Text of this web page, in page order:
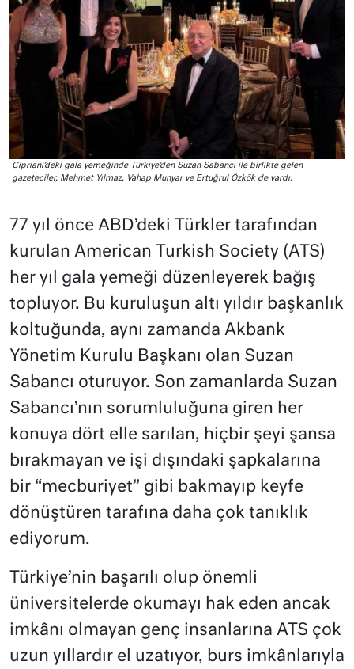
Cipriani’deki gala yemeğinde Türkiye’den Suzan Sabancı ile birlikte gelen
gazeteciler, Mehmet Yılmaz, Vahap Munyar ve Ertuğrul Özkök de vardı.
77 yıl önce ABD’deki Türkler tarafından
kurulan American Turkish Society (ATS)
her yıl gala yemeği düzenleyerek bağış
topluyor. Bu kuruluşun altı yıldır başkanlık
koltuğunda, aynı zamanda Akbank
Yönetim Kurulu Başkanı olan Suzan
Sabancı oturuyor. Son zamanlarda Suzan
Sabancı’nın sorumluluğuna giren her
konuya dört elle sarılan, hiçbir şeyi şansa
bırakmayan ve işi dışındaki şapkalarına
bir “mecburiyet” gibi bakmayıp keyfe
dönüştüren tarafına daha çok tanıklık
ediyorum.
Türkiye’nin başarılı olup önemli
üniversitelerde okumayı hak eden ancak
imkânı olmayan genç insanlarına ATS çok
uzun yıllardır el uzatıyor, burs imkânlarıyla